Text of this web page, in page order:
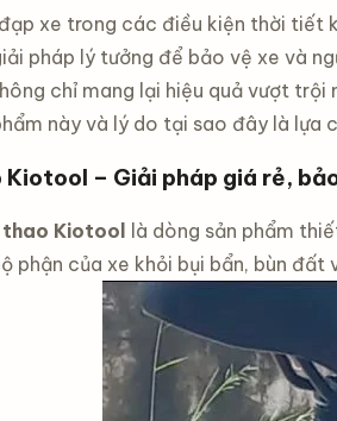
xe trong các điều kiện thời tiết
pháp lý tưởng để bảo vệ xe và
chỉ mang lại hiệu quả vượt
này và lý do tại sao đây là lựa
Kiotool – Giải pháp giá rẻ,
thao Kiotool là dòng sản phẩm
phận của xe khỏi bụi bẩn, bùn